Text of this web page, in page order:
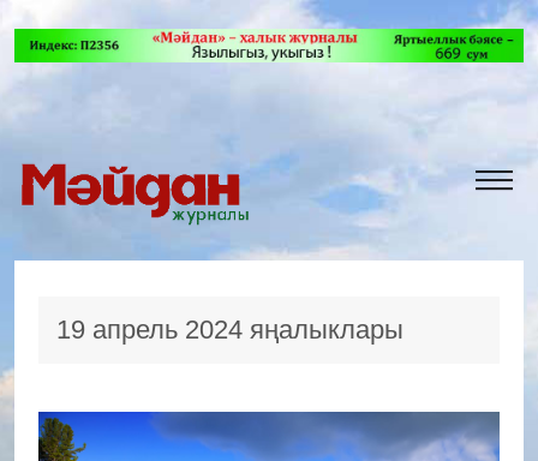
19 апрель 2024 яңалыклары